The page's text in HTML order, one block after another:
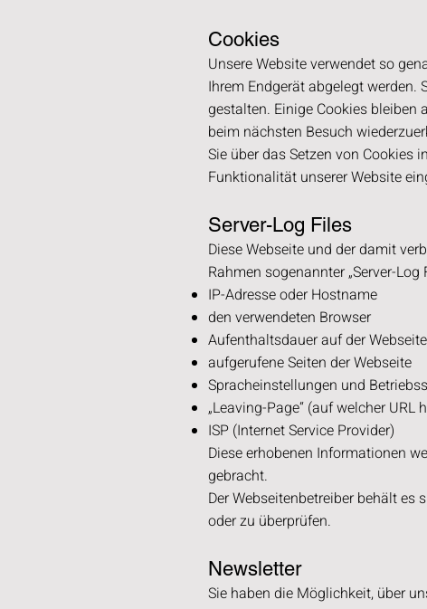
Cookies
Unsere Website verwendet so
Ihrem Endgerät abgelegt werden.
gestalten. Einige Cookies bleiben
beim nächsten Besuch
Sie über das Setzen von Cookies
Funktionalität unsererWebsite
Server-Log Files
Diese Webseite und der damit
Rahmen sogenannter „Server-
IP-Adresse oder Hostname
den verwendeten Browser
Aufenthaltsdauer auf der
aufgerufene Seiten der Webseite
Spracheinstellungen und
„Leaving-Page“ (auf welcher
ISP (Internet Service Provider)
Diese erhobenen Informationen
gebracht.
Der Webseitenbetreiber behält
oder zu überprüfen.
Newsletter
Sie haben die Möglichkeit, über